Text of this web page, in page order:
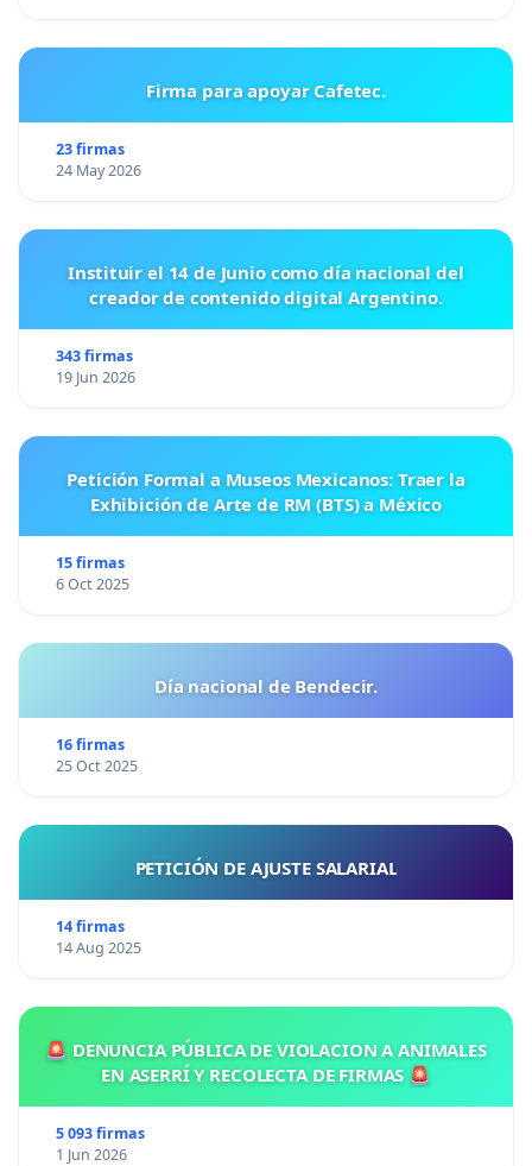
Firma para apoyar Cafetec.
23 firmas
24 May 2026
Instituir el 14 de Junio como día nacional del
creador de contenido digital Argentino.
343 firmas
19 Jun 2026
Petición Formal a Museos Mexicanos: Traer la
Exhibición de Arte de RM (BTS) a México
15 firmas
6 Oct 2025
Día nacional de Bendecir.
16 firmas
25 Oct 2025
PETICIÓN DE AJUSTE SALARIAL
14 firmas
14 Aug 2025
🚨 DENUNCIA PÚBLICA DE VIOLACION A ANIMALES
EN ASERRÍ Y RECOLECTA DE FIRMAS 🚨
5 093 firmas
1 Jun 2026